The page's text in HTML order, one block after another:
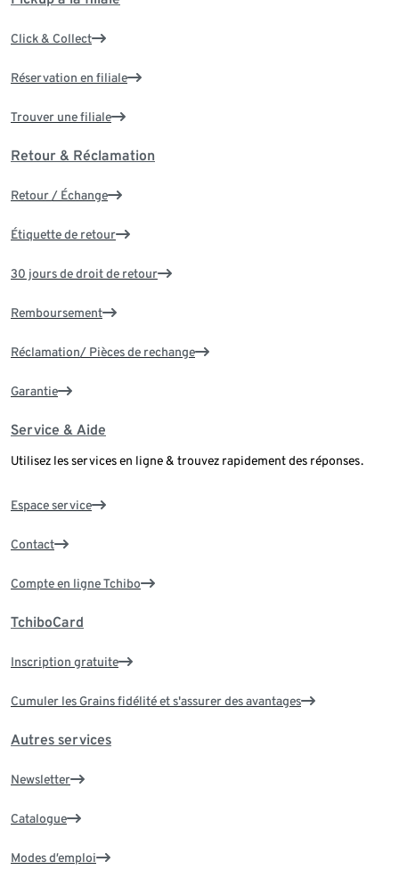
Click & Collect
Réservation en filiale
Trouver une filiale
Retour & Réclamation
Retour / Échange
Étiquette de retour
30 jours de droit de retour
Remboursement
Réclamation/ Pièces de rechange
Garantie
Service & Aide
Utilisez les services en ligne & trouvez rapidement des réponses.
Espace service
Contact
Compte en ligne Tchibo
TchiboCard
Inscription gratuite
Cumuler les Grains fidélité et s'assurer des avantages
Autres services
Newsletter
Catalogue
Modes d’emploi